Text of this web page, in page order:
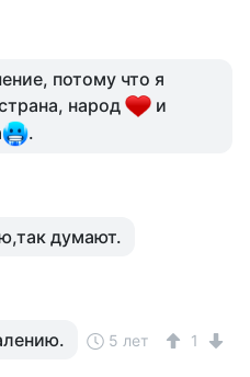
потому что я
народ
и
.
думают.
5 лет 1